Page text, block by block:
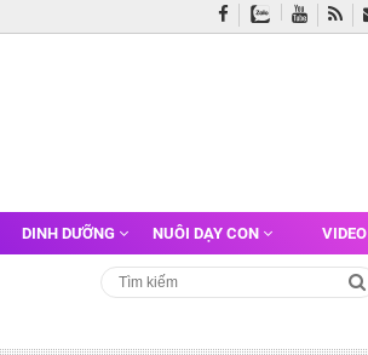
DINH DƯỠNG NUÔI DẠY CON VIDEO